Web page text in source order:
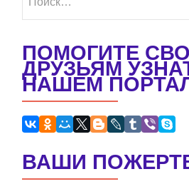
ПОМОГИТЕ
ДРУЗЬЯМ
НАШЕМ
ВАШИ